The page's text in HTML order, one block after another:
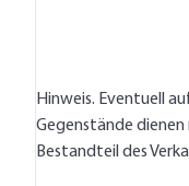
Hinweis. Eventuell
Gegenstände
Bestandteil des